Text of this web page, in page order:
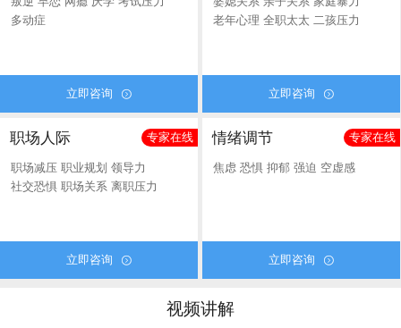
多动症
立即咨询 
老年心理 全职太太 二孩压力
立即咨询 
职场人际 专家在线
职场减压 职业规划 领导力
社交恐惧 职场关系 离职压力
立即咨询 
情绪调节 专家在线
焦虑 恐惧 抑郁 强迫 空虚感
立即咨询 
视频讲解